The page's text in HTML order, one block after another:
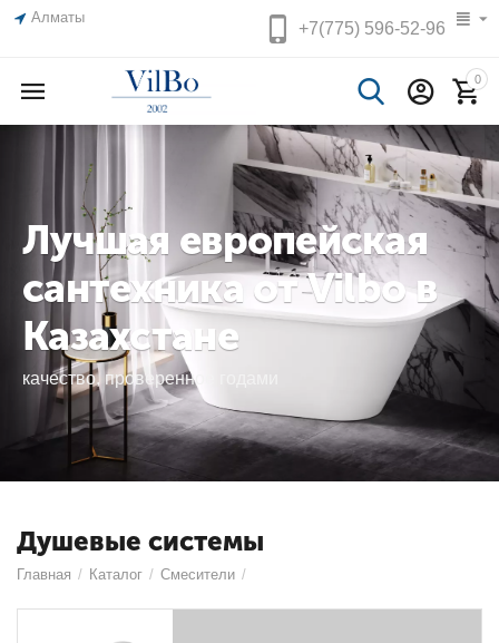
Алматы
+7(775)596-52-96
0
Лучшая европейская
сантехника от Vilbo в
Казахстане
качество, проверенное годами
Душевые системы
Главная / Каталог / Смесители /